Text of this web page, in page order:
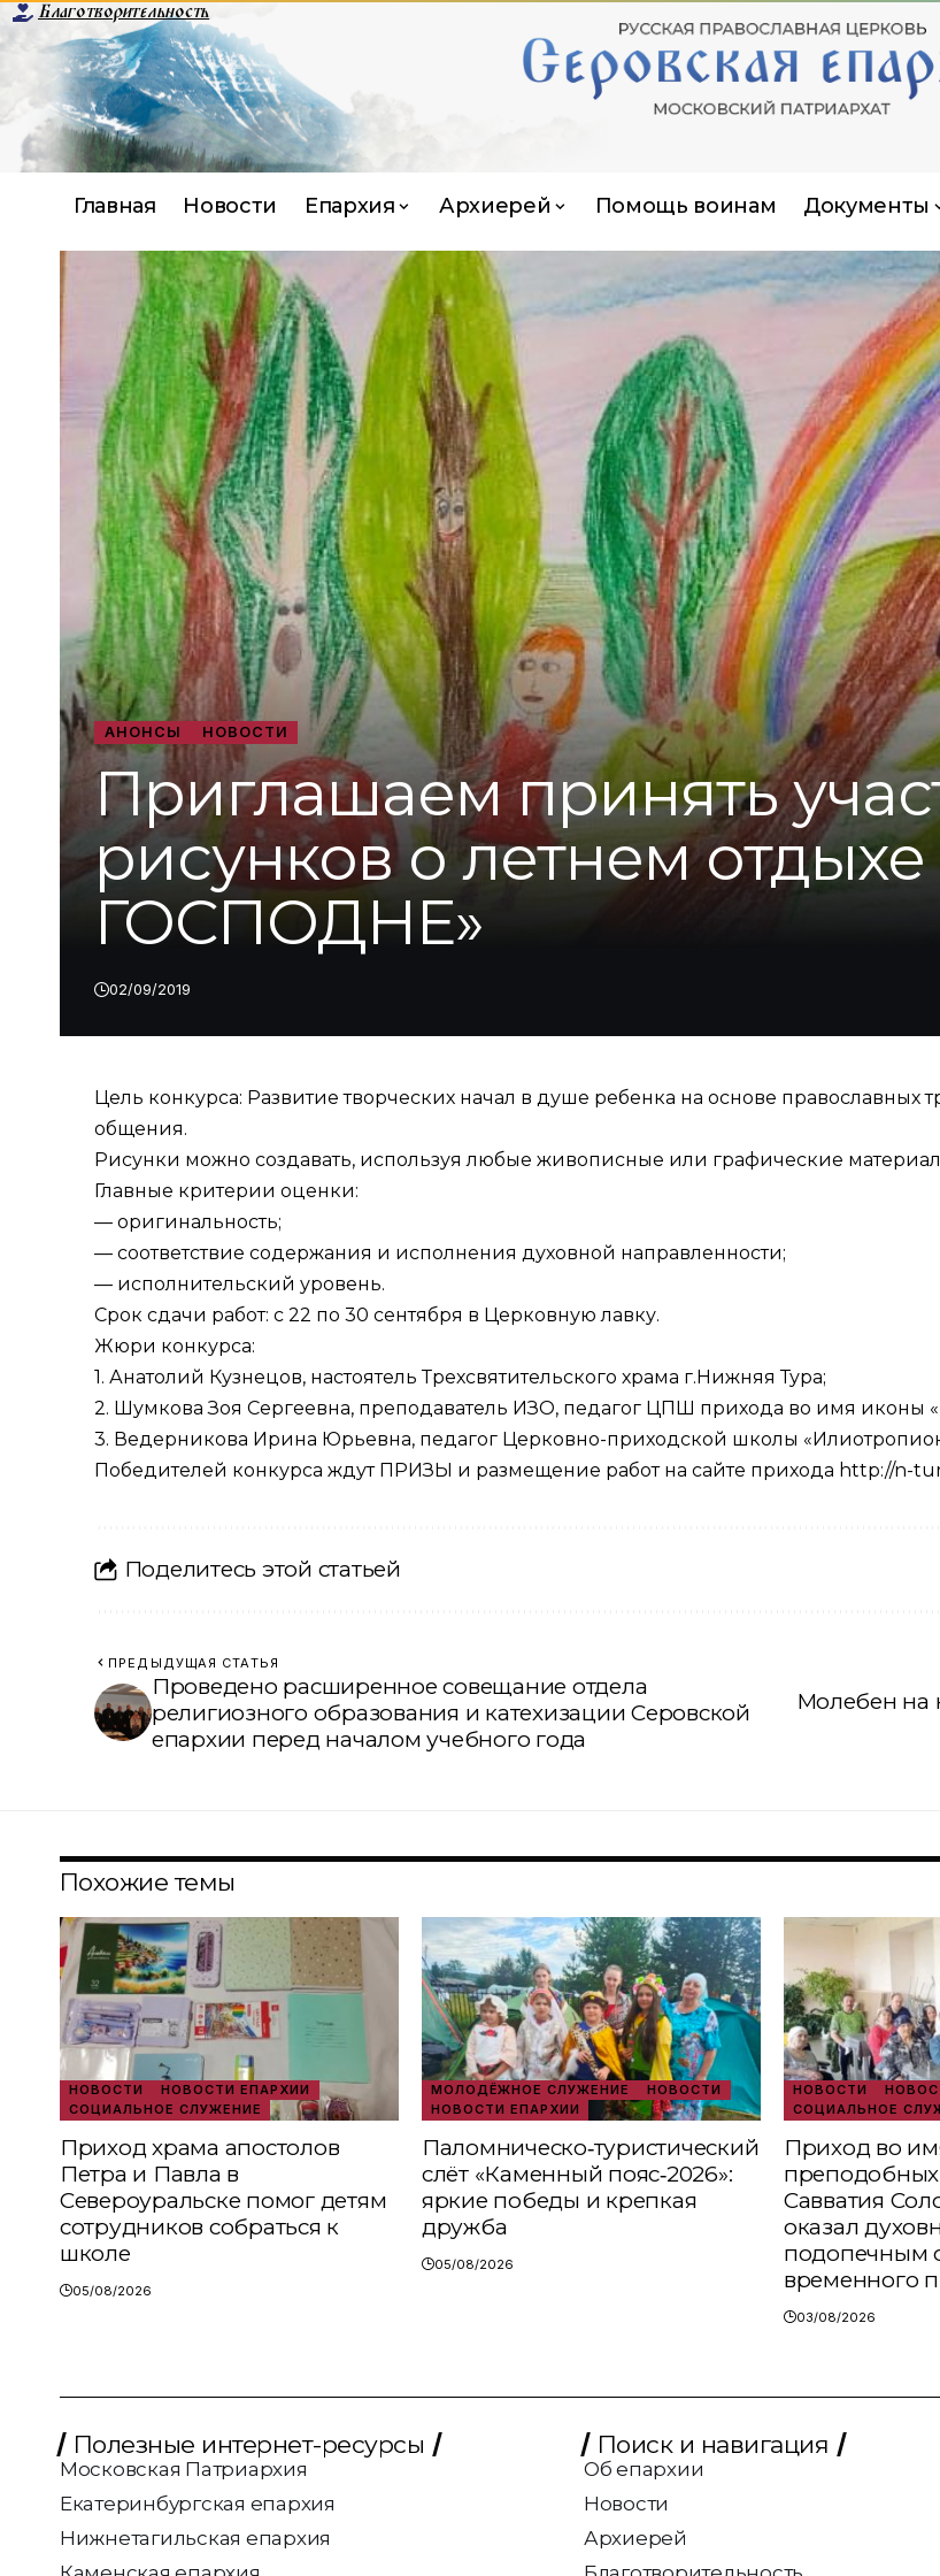
Благотворительность
Главная Новости Епархия Архиерей Помощь воинам Документы
АНОНСЫ НОВОСТИ
Приглашаем принять
рисунков о летнем
ГОСПОДНЕ»
02/09/2019
Цель конкурса: Развитие творческих начал в душе ребенка на основе православных
общения.
Рисунки можно создавать, используя любые живописные или графические
Главные критерии оценки:
— оригинальность;
— соответствие содержания и исполнения духовной направленности;
— исполнительский уровень.
Срок сдачи работ: с 22 по 30 сентября в Церковную лавку.
Жюри конкурса:
1. Анатолий Кузнецов, настоятель Трехсвятительского храма г.Нижняя Тура;
2. Шумкова Зоя Сергеевна, преподаватель ИЗО, педагог ЦПШ прихода во имя иконы
3. Ведерникова Ирина Юрьевна, педагог Церковно-приходской школы
Победителей конкурса ждут ПРИЗЫ и размещение работ на сайте прихода http://n-
Поделитесь этой статьей
ПРЕДЫДУЩАЯ СТАТЬЯ
Проведено расширенное совещание отдела
религиозного образования и катехизации Серовской
епархии перед началом учебного года
Молебен на
Похожие темы
НОВОСТИ
НОВОСТИ ЕПАРХИИ
СОЦИАЛЬНОЕ СЛУЖЕНИЕ
Приход храма апостолов
Петра и Павла в
Североуральске помог детям
сотрудников собраться к
школе
05/08/2026
МОЛОДЁЖНОЕ СЛУЖЕНИЕ
НОВОСТИ
НОВОСТИ ЕПАРХИИ
Паломническо‑туристический
слёт «Каменный пояс‑2026»:
яркие победы и крепкая
дружба
05/08/2026
НОВОСТИ
СОЦИАЛЬНОЕ
Приход во
Савватия
оказал
подопечным
временного
03/08/2026
Полезные интернет-ресурсы
Московская Патриархия
Екатеринбургская епархия
Нижнетагильская епархия
Поиск и навигация
Об епархии
Новости
Архиерей